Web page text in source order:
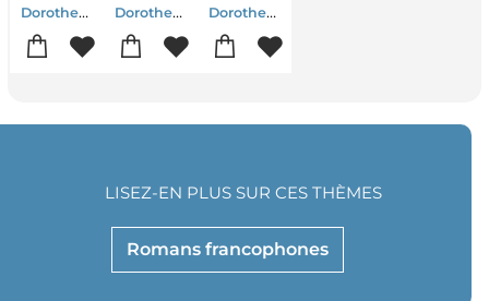
Dorothee Janin
Dorothee Janin
Dorothee Janin
Romans francophones
LISEZ-EN PLUS SUR CES THÈMES